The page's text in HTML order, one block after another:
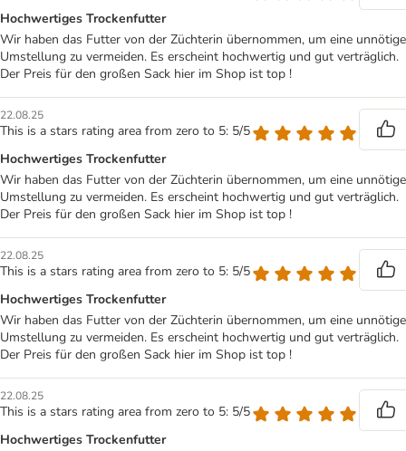
Hochwertiges Trockenfutter
Wir haben das Futter von der Züchterin übernommen, um eine unnötige
Umstellung zu vermeiden. Es erscheint hochwertig und gut verträglich.
Der Preis für den großen Sack hier im Shop ist top !
22.08.25
This is a stars rating area from zero to 5: 5/5
Hochwertiges Trockenfutter
Wir haben das Futter von der Züchterin übernommen, um eine unnötige
Umstellung zu vermeiden. Es erscheint hochwertig und gut verträglich.
Der Preis für den großen Sack hier im Shop ist top !
22.08.25
This is a stars rating area from zero to 5: 5/5
Hochwertiges Trockenfutter
Wir haben das Futter von der Züchterin übernommen, um eine unnötige
Umstellung zu vermeiden. Es erscheint hochwertig und gut verträglich.
Der Preis für den großen Sack hier im Shop ist top !
22.08.25
This is a stars rating area from zero to 5: 5/5
Hochwertiges Trockenfutter